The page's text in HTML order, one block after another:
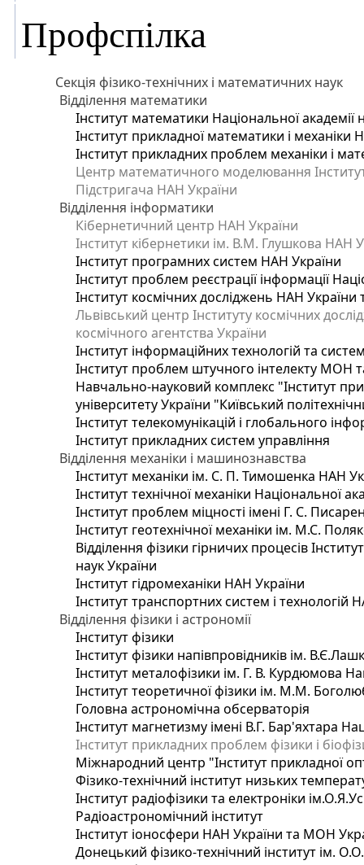
Профспілка
Секція фізико-технічних і математичних наук
Відділення математики
Інститут математики Національної академії
Інститут прикладної математики і механіки
Інститут прикладних проблем механіки і
Центр математичного моделювання
Підстригача НАН України
Відділення інформатики
Кібернетичний центр НАН України
Інститут кібернетики ім. В.М. Глушкова НАН
Інститут програмних систем НАН України
Інститут проблем реєстрації інформації
Інститут космічних досліджень НАН України
Львівський центр Інституту космічних
космічного агентства України
Інститут інформаційних технологій та
Інститут проблем штучного інтелекту МОН
Навчально-науковий комплекс "Інститут
університету України "Київський
Інститут телекомунікацій і глобального
Інститут прикладних систем управління
Відділення механіки і машинознавства
Інститут механіки ім. С. П. Тимошенка НАН
Інститут технічної механіки Національної
Інститут проблем міцності імені Г. С.
Інститут геотехнічної механіки ім. М.С.
Відділення фізики гірничих процесів
наук України
Інститут гідромеханіки НАН України
Інститут транспортних систем і технологій
Відділення фізики і астрономії
Інститут фізики
Інститут фізики напівпровідників ім.
Інститут металофізики ім. Г. В. Курдюмова
Інститут теоретичної фізики ім. М.М.
Головна астрономічна обсерваторія
Інститут магнетизму імені В.Г. Бар'яхтара
Інститут прикладних проблем фізики і
Міжнародний центр "Інститут прикладної
Фізико-технічний інститут низьких
Інститут радіофізики та електроніки
Радіоастрономічний інститут
Інститут іоносфери НАН України та МОН
Донецький фізико-технічний інститут ім.